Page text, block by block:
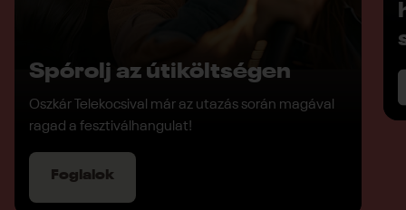
Spórolj az útiköltségen
Oszkár Telekocsival már az utazás során magával
ragad a fesztiválhangulat!
Foglalok